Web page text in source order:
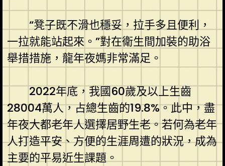
“凳子既不滑也穩妥，拉手多且便利，
一拉就能站起來。”對在衛生間加裝的助浴
舉措措施，龍年夜媽非常滿足。
2022年底，我國60歲及以上生齒
28004萬人，占總生齒的19.8%。此中，盡
年夜大都老年人選擇居野生老。若何為老年
人打造平安、方便的生涯周遭的狀況，成為
主要的平易近生課題。